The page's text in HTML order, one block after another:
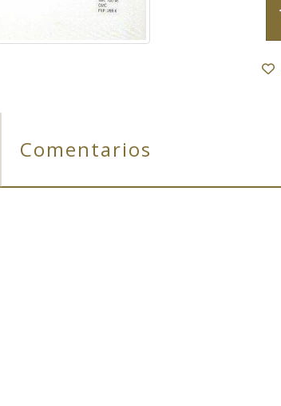
Comentarios